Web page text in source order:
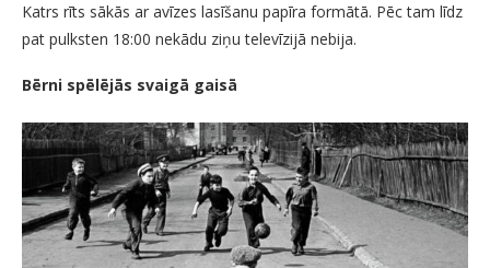
Katrs rīts sākās ar avīzes lasīšanu papīra formātā. Pēc tam līdz
pat pulksten 18:00 nekādu ziņu televīzijā nebija.
Bērni spēlējās svaigā gaisā